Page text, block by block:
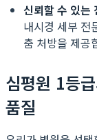
신뢰할 수 있는
내시경 세부 전
춤 처방을 제공
심평원 1등
품질